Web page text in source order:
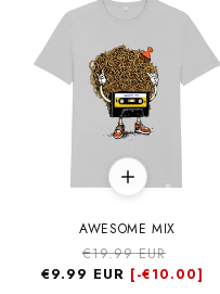
AWESOME MIX
Precio
habitual
€19.99 EUR
de
€9.99 EUR [-€10.00]